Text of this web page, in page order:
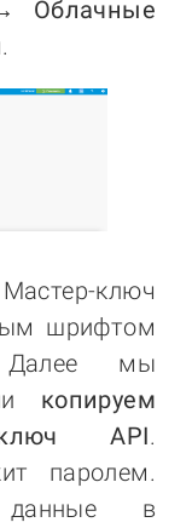
Облачные
.
ключ
шрифтом
Далее мы
копируем
API.
паролем.
в